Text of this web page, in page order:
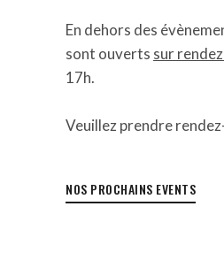
En dehors des
sont ouverts sur
17h.
Veuillez prendre
NOS PROCHAINS EVENTS